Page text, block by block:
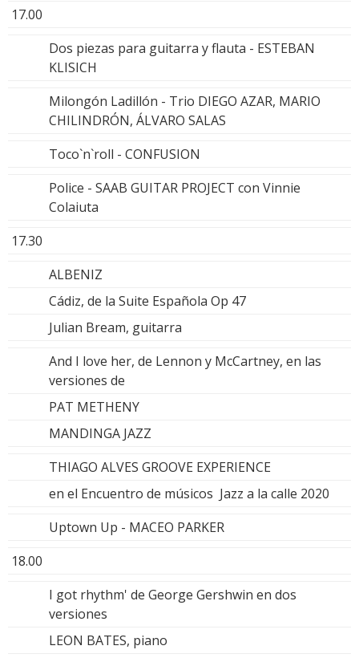
17.00
Dos piezas para guitarra y flauta - ESTEBAN
KLISICH
Milongón Ladillón - Trio DIEGO AZAR, MARIO
CHILINDRÓN, ÁLVARO SALAS
Toco`n`roll - CONFUSION
Police - SAAB GUITAR PROJECT con Vinnie
Colaiuta
17.30
ALBENIZ
Cádiz, de la Suite Española Op 47
Julian Bream, guitarra
And I love her, de Lennon y McCartney, en las
versiones de
PAT METHENY
MANDINGA JAZZ
THIAGO ALVES GROOVE EXPERIENCE
en el Encuentro de músicos Jazz a la calle 2020
Uptown Up - MACEO PARKER
18.00
I got rhythm' de George Gershwin en dos
versiones
LEON BATES, piano